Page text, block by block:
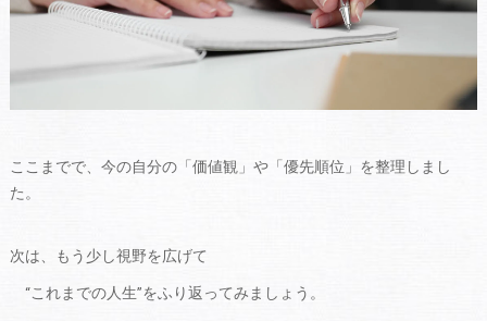
ここまでで、今の自分の「価値観」や「優先順位」を整理しまし
た。
次は、もう少し視野を広げて
“これまでの人生”をふり返ってみましょう。